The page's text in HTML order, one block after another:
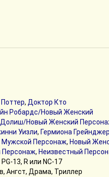
Поттер, Доктор Кто
Робардс/Новый Женский
Новый Женский
Уизли, Гермиона
Мужской Персонаж, Новый
Персонаж, Неизвестный
13, R или NC-17
Ангст, Драма, Триллер